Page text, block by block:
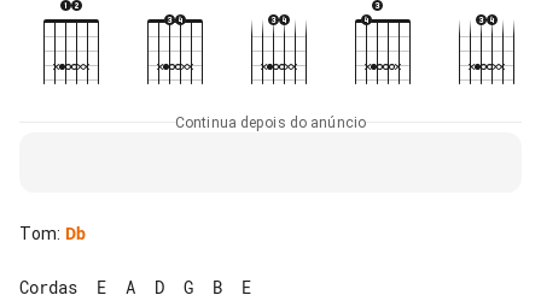
Continua depois do anúncio
Tom: Db
Cordas  E  A  D  G  B  E